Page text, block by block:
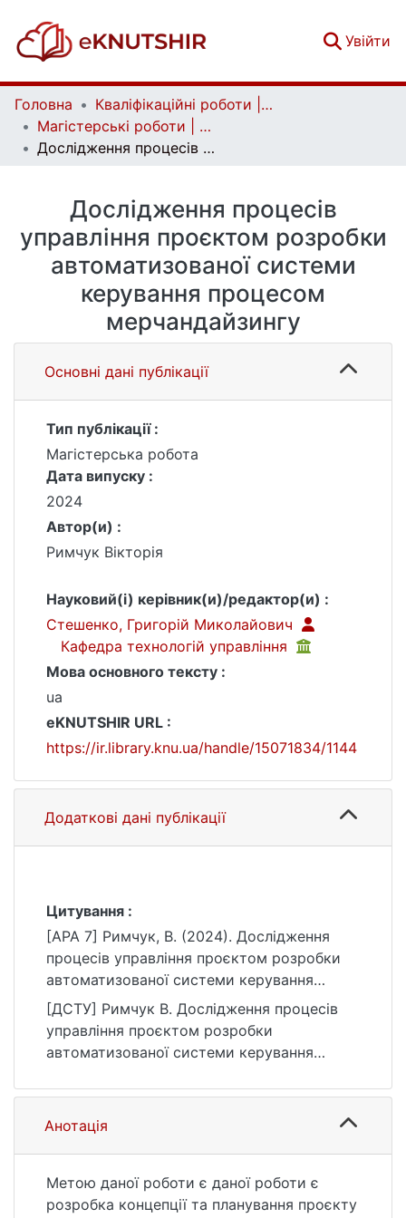
Увійти
Головна
Кваліфікаційні роботи | Qualifying works
Магістерські роботи | Master's theses
Дослідження процесів управління проєктом розробки автоматизованої системи керування процесом мерчандайзингу
Дослідження процесів
управління проєктом розробки
автоматизованої системи
керування процесом
мерчандайзингу
Основні дані публікації
Тип публікації :
Магістерська робота
Дата випуску :
2024
Автор(и) :
Римчук Вікторія
Науковий(і) керівник(и)/редактор(и) :
Стешенко, Григорій Миколайович
Кафедра технологій управління
Мова основного тексту :
ua
eKNUTSHIR URL :
https://ir.library.knu.ua/handle/15071834/1144
Додаткові дані публікації
Цитування :
[APA 7] Римчук, В. (2024). Дослідження
процесів управління проєктом розробки
автоматизованої системи керування
процесом мерчандайзингу [Магістерська
робота, Київський національний
університет імені Тараса Шевченка].
https://ir.library.knu.ua/handle/15071834/1144
[ДСТУ] Римчук В. Дослідження процесів
управління проєктом розробки
автоматизованої системи керування
робота магістра : 12 Інформаційні
технології / наук. кер. Г. М. Стешенко. Київ,
2024. 159 с. URL:
(дата звернення: 25.07.2026).
Анотація
Метою даної роботи є даної роботи є
розробка концепції та планування проєкту